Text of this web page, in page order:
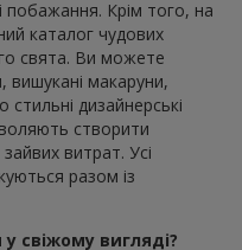
Крім того, на
каталог чудових
свята. Ви можете
вишукані макаруни,
стильні дизайнерські
створити
витрат. Усі
разом із
у свіжому вигляді?